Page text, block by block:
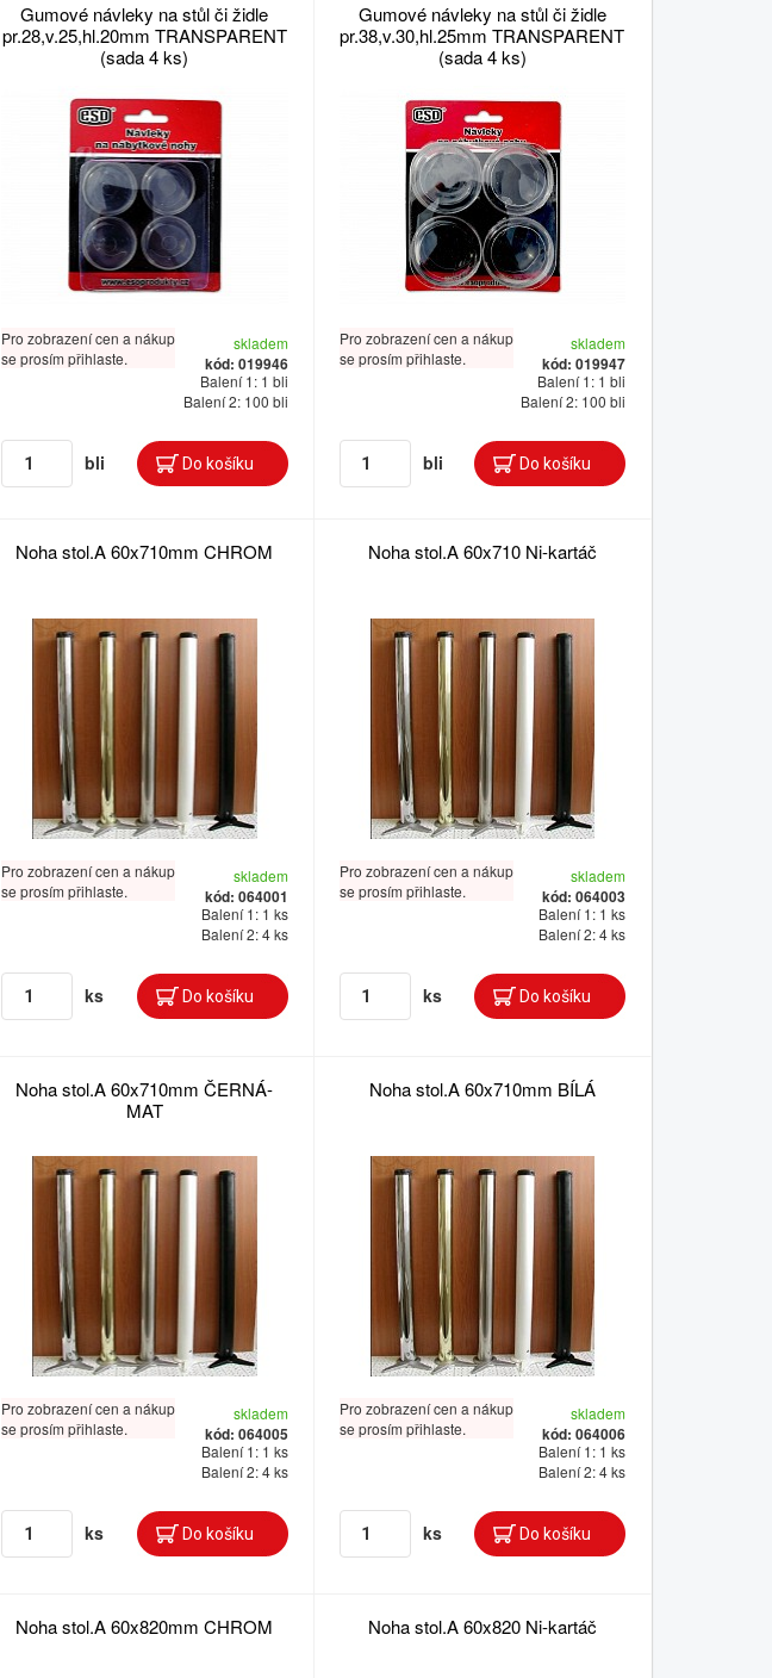
Gumové návleky na stůl či židle
pr.28,v.25,hl.20mm TRANSPARENT
(sada 4 ks)
Pro zobrazení cen a nákup
se prosím přihlaste.
skladem
kód: 019946
Balení 1: 1 bli
Balení 2: 100 bli
bli
Gumové návleky na stůl či židle
pr.38,v.30,hl.25mm TRANSPARENT
(sada 4 ks)
Pro zobrazení cen a nákup
se prosím přihlaste.
skladem
kód: 019947
Balení 1: 1 bli
Balení 2: 100 bli
bli
Noha stol.A 60x710mm CHROM
Pro zobrazení cen a nákup
se prosím přihlaste.
skladem
kód: 064001
Balení 1: 1 ks
Balení 2: 4 ks
ks
Noha stol.A 60x710 Ni-kartáč
Pro zobrazení cen a nákup
se prosím přihlaste.
skladem
kód: 064003
Balení 1: 1 ks
Balení 2: 4 ks
ks
Noha stol.A 60x710mm ČERNÁ-
MAT
Pro zobrazení cen a nákup
se prosím přihlaste.
skladem
kód: 064005
Balení 1: 1 ks
Balení 2: 4 ks
ks
Noha stol.A 60x710mm BÍLÁ
Pro zobrazení cen a nákup
se prosím přihlaste.
skladem
kód: 064006
Balení 1: 1 ks
Balení 2: 4 ks
ks
Noha stol.A 60x820mm CHROM Noha stol.A 60x820 Ni-kartáč